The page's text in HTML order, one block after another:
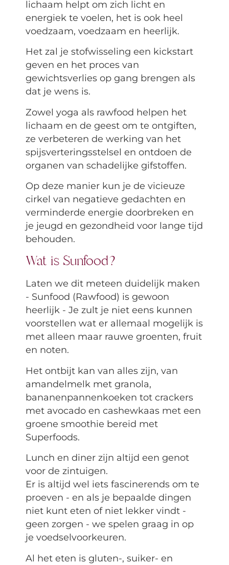
lichaam helpt om zich licht en
energiek te voelen, het is ook heel
voedzaam, voedzaam en heerlijk.
Het zal je stofwisseling een kickstart
geven en het proces van
gewichtsverlies op gang brengen als
dat je wens is.
Zowel yoga als rawfood helpen het
lichaam en de geest om te ontgiften,
ze verbeteren de werking van het
spijsverteringsstelsel en ontdoen de
organen van schadelijke gifstoffen.
Op deze manier kun je de vicieuze
cirkel van negatieve gedachten en
verminderde energie doorbreken en
je jeugd en gezondheid voor lange tijd
behouden.
Wat is Sunfood?
Laten we dit meteen duidelijk maken
- Sunfood (Rawfood) is gewoon
heerlijk - Je zult je niet eens kunnen
voorstellen wat er allemaal mogelijk is
met alleen maar rauwe groenten, fruit
en noten.
Het ontbijt kan van alles zijn, van
amandelmelk met granola,
bananenpannenkoeken tot crackers
met avocado en cashewkaas met een
groene smoothie bereid met
Superfoods.
Lunch en diner zijn altijd een genot
voor de zintuigen.
Er is altijd wel iets fascinerends om te
proeven - en als je bepaalde dingen
niet kunt eten of niet lekker vindt -
geen zorgen - we spelen graag in op
je voedselvoorkeuren.
Al het eten is gluten-, suiker- en